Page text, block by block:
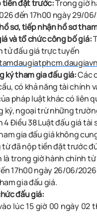
tiền đặt trước:Trong giờ
đến 17h00 ngày 29/
sơ, tiếp nhận hồ sơ
và tổ chức công bố giá:
tử đấu giá trực tuyến
ký tham gia đấu giá:Các
có khả năng tài chính
pháp luật khác có liên
ký, ngoại trừ những
Điều 38 Luật đấu giá tài
gia đấu giá không
đã nộp tiền đặt trước
là trong giờ hành chính
17h00 ngày 26/06/
gia đấu giá.
đấu giá:
lúc 15 giờ 00 ngày 02